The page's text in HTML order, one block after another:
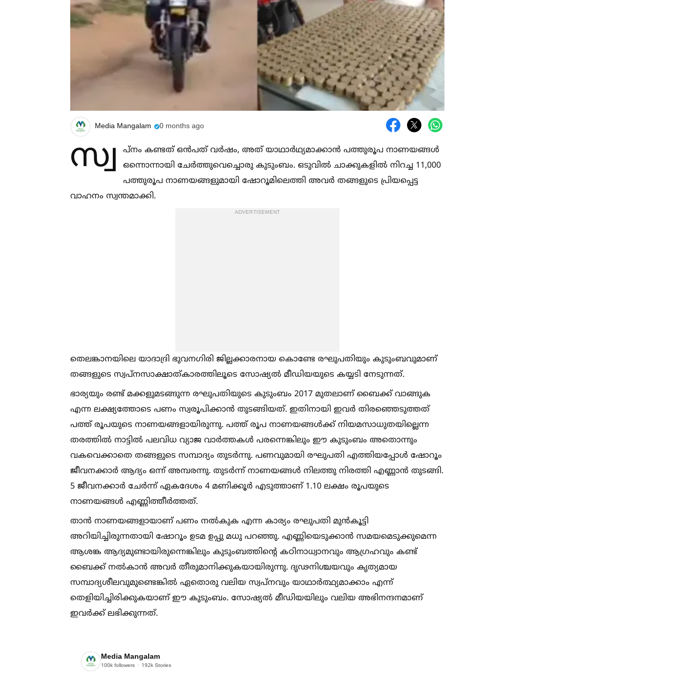
Media Mangalam 0 months ago
സ്വ
പ്നം കണ്ടത് ഒൻപത് വർഷം, അത് യാഥാർഥ്യമാക്കാൻ പത്തുരൂപ നാണയങ്ങള്‍
ഒന്നൊന്നായി ചേർത്തുവെച്ചൊരു കുടുംബം. ഒടുവില്‍ ചാക്കുകളില്‍ നിറച്ച 11,000
പത്തുരൂപ നാണയങ്ങളുമായി ഷോറൂമിലെത്തി അവർ തങ്ങളുടെ പ്രിയപ്പെട്ട
വാഹനം സ്വന്തമാക്കി.
ADVERTISEMENT
തെലങ്കാനയിലെ യാദാദ്രി ഭുവനഗിരി ജില്ലക്കാരനായ കൊണ്ടേ രഘുപതിയും കുടുംബവുമാണ്
തങ്ങളുടെ സ്വപ്നസാക്ഷാത്കാരത്തിലൂടെ സോഷ്യല്‍ മീഡിയയുടെ കയ്യടി നേടുന്നത്.
ഭാര്യയും രണ്ട് മക്കളുമടങ്ങുന്ന രഘുപതിയുടെ കുടുംബം 2017 മുതലാണ് ബൈക്ക് വാങ്ങുക
എന്ന ലക്ഷ്യത്തോടെ പണം സ്വരൂപിക്കാൻ തുടങ്ങിയത്. ഇതിനായി ഇവർ തിരഞ്ഞെടുത്തത്
പത്ത് രൂപയുടെ നാണയങ്ങളായിരുന്നു. പത്ത് രൂപ നാണയങ്ങള്‍ക്ക് നിയമസാധുതയില്ലെന്ന
തരത്തില്‍ നാട്ടില്‍ പലവിധ വ്യാജ വാർത്തകള്‍ പരന്നെങ്കിലും ഈ കുടുംബം അതൊന്നും
വകവെക്കാതെ തങ്ങളുടെ സമ്പാദ്യം തുടർന്നു. പണവുമായി രഘുപതി എത്തിയപ്പോള്‍ ഷോറൂം
ജീവനക്കാർ ആദ്യം ഒന്ന് അമ്പരന്നു. തുടർന്ന് നാണയങ്ങള്‍ നിലത്തു നിരത്തി എണ്ണാൻ തുടങ്ങി.
5 ജീവനക്കാർ ചേർന്ന് ഏകദേശം 4 മണിക്കൂർ എടുത്താണ് 1.10 ലക്ഷം രൂപയുടെ
നാണയങ്ങള്‍ എണ്ണിത്തീർത്തത്.
താൻ നാണയങ്ങളായാണ് പണം നല്‍കുക എന്ന കാര്യം രഘുപതി മുൻകൂട്ടി
അറിയിച്ചിരുന്നതായി ഷോറൂം ഉടമ ഉപ്പു മധു പറഞ്ഞു. എണ്ണിയെടുക്കാൻ സമയമെടുക്കുമെന്ന
ആശങ്ക ആദ്യമുണ്ടായിരുന്നെങ്കിലും കുടുംബത്തിന്റെ കഠിനാധ്വാനവും ആഗ്രഹവും കണ്ട്
ബൈക്ക് നല്‍കാൻ അവർ തീരുമാനിക്കുകയായിരുന്നു. ദൃഢനിശ്ചയവും കൃത്യമായ
സമ്പാദ്യശീലവുമുണ്ടെങ്കില്‍ ഏതൊരു വലിയ സ്വപ്നവും യാഥാർത്ഥ്യമാക്കാം എന്ന്
തെളിയിച്ചിരിക്കുകയാണ് ഈ കുടുംബം. സോഷ്യല്‍ മീഡിയയിലും വലിയ അഭിനന്ദനമാണ്
ഇവർക്ക് ലഭിക്കുന്നത്.
Media Mangalam
100k followers 192k Stories